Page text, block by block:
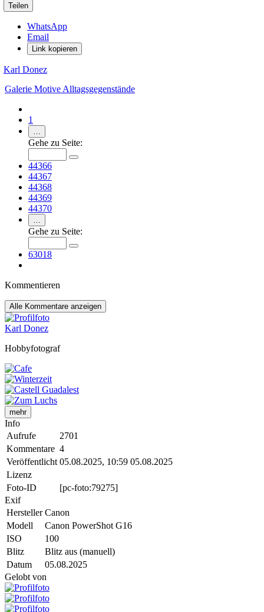
Teilen
WhatsApp
Email
Link kopieren
Karl Donez
Galerie Motive Alltagsgegenstände
1
…
Gehe zu Seite:
44366
44367
44368
44369
44370
…
Gehe zu Seite:
63018
Kommentieren
Alle Kommentare anzeigen
Karl Donez
Hobbyfotograf
mehr
Info
Aufrufe
2701
Kommentare 4
Veröffentlicht 05.08.2025, 10:59 05.08.2025
Lizenz
Foto-ID
[pc-foto:79275]
Exif
Hersteller Canon
Modell
Canon PowerShot G16
ISO
100
Blitz
Blitz aus (manuell)
Datum
05.08.2025
Gelobt von